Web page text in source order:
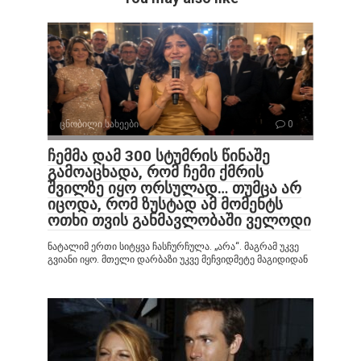
ცნობილი სახეები 0
ჩემმა დამ 300 სტუმრის წინაშე
გამოაცხადა, რომ ჩემი ქმრის
შვილზე იყო ორსულად… თუმცა არ
იცოდა, რომ ზუსტად ამ მომენტს
ოთხი თვის განმავლობაში ველოდი
ნატალიმ ერთი სიტყვა ჩასჩურჩულა. „არა“. მაგრამ უკვე
გვიანი იყო. მთელი დარბაზი უკვე მეჩვიდმეტე მაგიდიდან